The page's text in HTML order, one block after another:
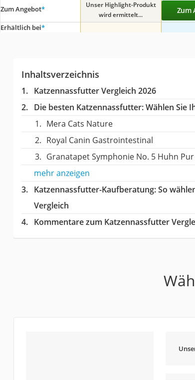
Zum Angebot*
Unser Highlight-Produkt
wird ermittelt...
Zum
Erhältlich bei*
Inhaltsverzeichnis
Katzennassfutter Vergleich 2026
Die besten Katzennassfutter:Wählen Sie
Mera Cats Nature
Royal Canin Gastrointestinal
Granatapet Symphonie No. 5 Huhn Pur
mehr anzeigen
Katzennassfutter-Kaufberatung: So
Vergleich
Kommentare zum Katzennassfutter